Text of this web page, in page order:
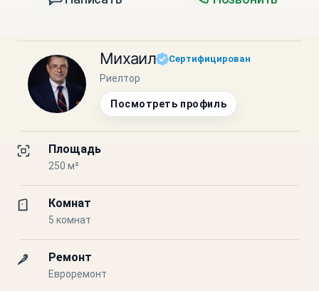
Михаил Сертифицирован
Риелтор
Посмотреть профиль
Площадь
250 м²
Комнат
5 комнат
Ремонт
Евроремонт